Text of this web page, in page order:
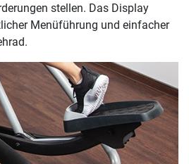
stellen. Das Display
Menüführung und einfacher